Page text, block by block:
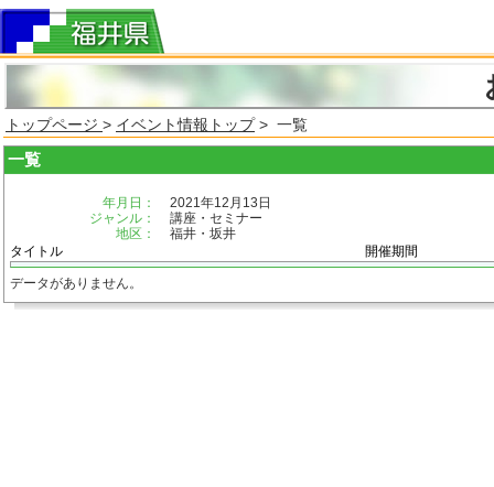
トップページ > イベント情報トップ> 一覧
一覧
年月日：
2021年12月13日
ジャンル：
講座・セミナー
地区：
福井・坂井
タイトル
開催期間
データがありません。